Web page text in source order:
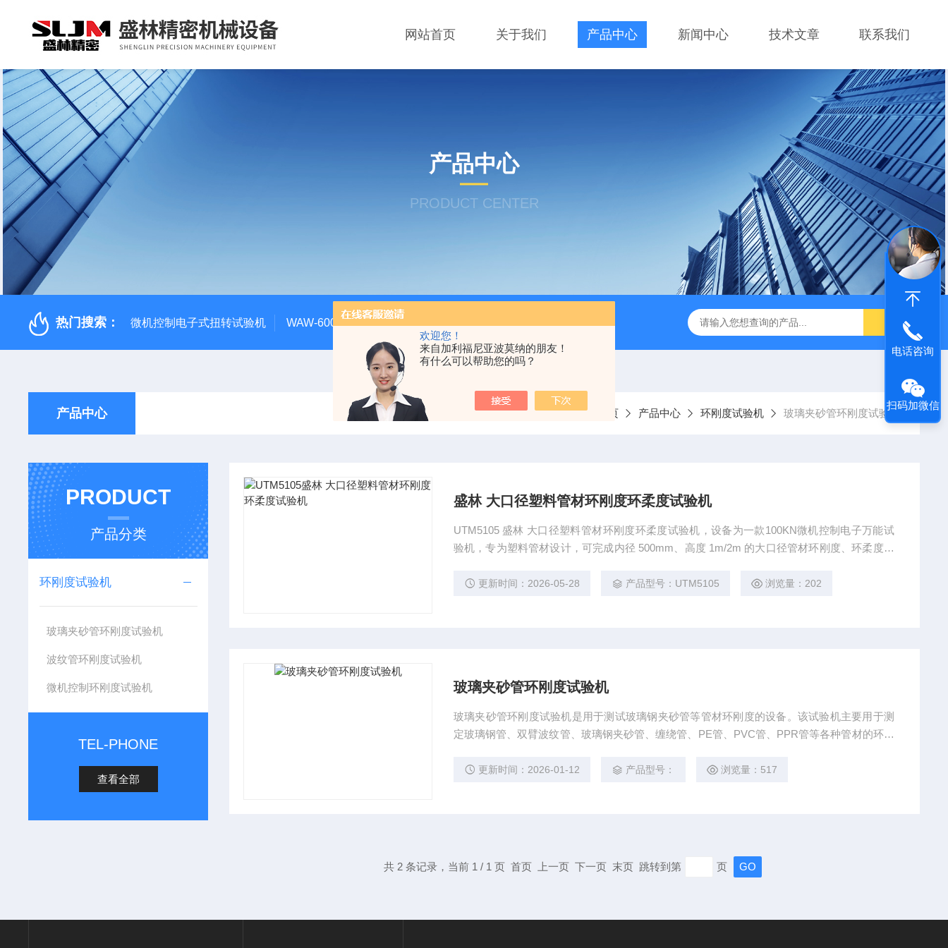
欢迎您！
来自加利福尼亚波莫纳的朋友！
有什么可以帮助您的吗？
网站首页 关于我们 产品中心 新闻中心 技术文章 联系我们
产品中心
PRODUCT CENTER
热门搜索： 微机控制电子式扭转试验机 WAW-600D60吨螺栓拉伸试验机 盛林碳硫高速分析仪 CMT4504盛林5吨万能拉力试验机
产品中心 当前位置： 首页 产品中心 环刚度试验机 玻璃夹砂管环刚度试验机
PRODUCT
产品分类
环刚度试验机
玻璃夹砂管环刚度试验机
波纹管环刚度试验机
微机控制环刚度试验机
TEL-PHONE
查看全部
盛林 大口径塑料管材环刚度环柔度试验机
UTM5105 盛林 大口径塑料管材环刚度环柔度试验机，设备为一款100KN微机控制电子万能试
验机，专为塑料管材设计，可完成内径 500mm、高度 1m/2m 的大口径管材环刚度、环柔度、
位移曲线并自动计算环刚度值，是市政排水、排污管材生产与质检的核心设备，符合 GB/T 964
更新时间：2026-05-28 产品型号：UTM5105 浏览量：202
玻璃夹砂管环刚度试验机
玻璃夹砂管环刚度试验机是用于测试玻璃钢夹砂管等管材环刚度的设备。该试验机主要用于测
定玻璃钢管、双臂波纹管、玻璃钢夹砂管、缠绕管、PE管、PVC管、PPR管等各种管材的环刚
更新时间：2026-01-12 产品型号： 浏览量：517
共 2 条记录，当前 1 / 1 页 首页 上一页 下一页 末页 跳转到第 页
电话咨询
扫码加微信